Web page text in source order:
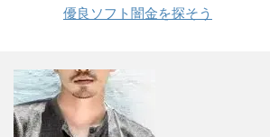
優良ソフト闇金を探そう